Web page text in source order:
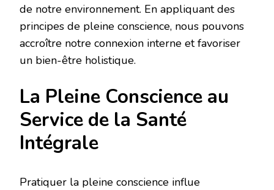
de notre environnement. En appliquant des
principes de pleine conscience, nous pouvons
accroître notre connexion interne et favoriser
un bien-être holistique.
La Pleine Conscience au
Service de la Santé
Intégrale
Pratiquer la pleine conscience influe